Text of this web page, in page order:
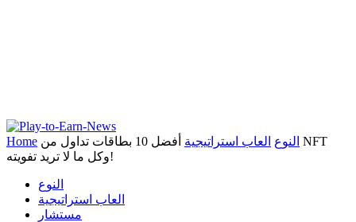
Home النوع العاب استراتيجية
أفضل 10 بطاقات تداول من NFT
وكل ما لا تريد تفويته!
النوع
العاب استراتيجية
مستشار